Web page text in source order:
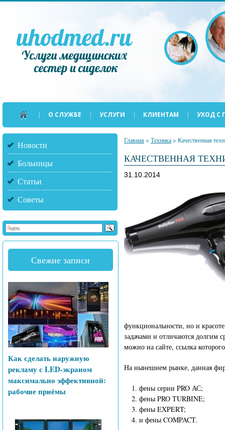
О СЛУЖБЕ УСЛУГИ КЛИЕНТАМ УХОД С
Новости
Больницы
Статьи
Советы
Свежие записи
Как сделать наружную
рекламу с LED-экраном
максимально эффективной:
рабочие приёмы
Главная> Техника> Качественная
КАЧЕСТВЕННАЯ
31.10.2014
функциональности, но и
задачами и отличаются
можно на сайте, ссылка
На нынешнем рынке, данная
фены серии PRO АС;
фены PRO TURBINE;
фены EXPERT;
и фены COMPACT.